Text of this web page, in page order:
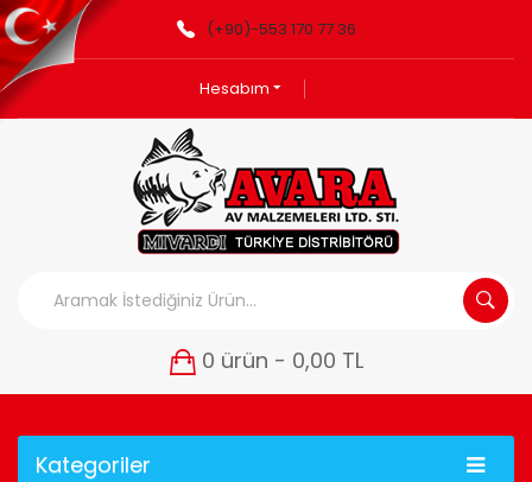
(+90)-553 170 77 36
Hesabım
0 ürün - 0,00 TL
Kategoriler